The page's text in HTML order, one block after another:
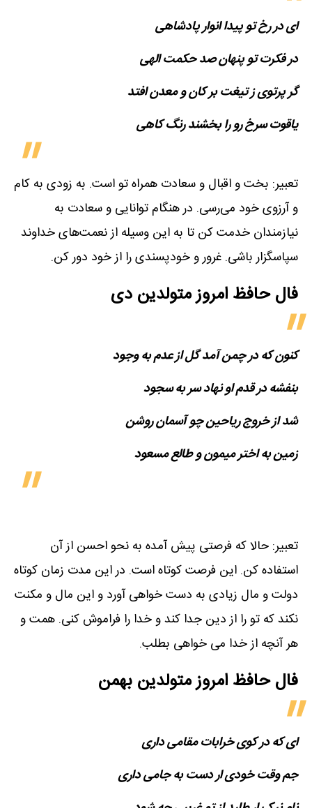
ای در رخ تو پیدا انوار پادشاهی
در فکرت تو پنهان صد حکمت الهی
گر پرتوی ز تیغت بر کان و معدن افتد
یاقوت سرخ رو را بخشند رنگ کاهی
تعبیر: بخت و اقبال و سعادت همراه تو است. به زودی به کام
و آرزوی خود می‌رسی. در هنگام توانایی و سعادت به
نیازمندان خدمت کن تا به این وسیله از نعمت‌های خداوند
سپاسگزار باشی. غرور و خودپسندی را از خود دور کن.
فال حافظ امروز متولدین‌ دی
کنون که در چمن آمد گل از عدم به وجود
بنفشه در قدم او نهاد سر به سجود
شد از خروج ریاحین چو آسمان روشن
زمین به اختر میمون و طالع مسعود
تعبیر: حالا که فرصتی پیش آمده به نحو احسن از آن
استفاده کن. این فرصت کوتاه است. در این مدت زمان کوتاه
دولت و مال زیادی به دست خواهی آورد و این مال و مکنت
نکند که تو را از دین جدا کند و خدا را فراموش کنی. همت و
هر آنچه از خدا می خواهی بطلب.
فال حافظ امروز متولدین‌ بهمن
ای که در کوی خرابات مقامی داری
جم وقت خودی ار دست به جامی داری